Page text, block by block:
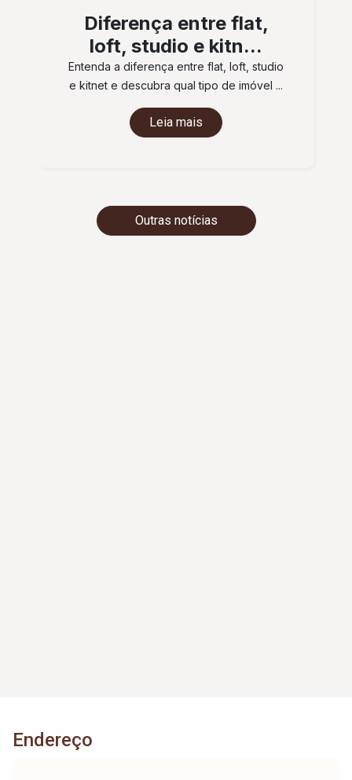
Diferença entre flat,
loft, studio e kitn...
Entenda a diferença entre flat, loft, studio
e kitnet e descubra qual tipo de imóvel ...
Leia mais
Outras notícias
Endereço